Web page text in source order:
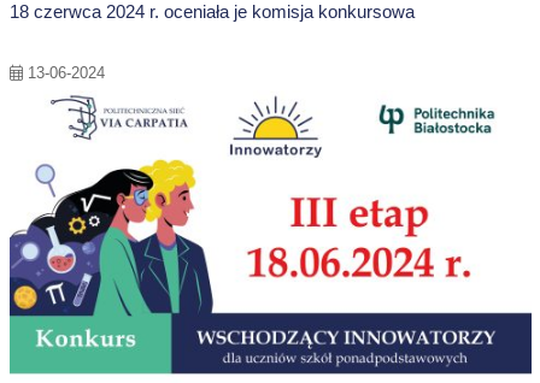
18 czerwca 2024 r. oceniała je komisja konkursowa
13-06-2024